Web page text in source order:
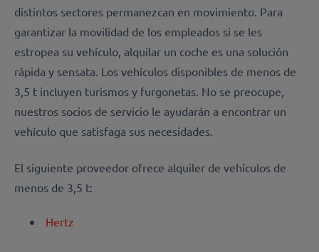
distintos sectores permanezcan en movimiento. Para
garantizar la movilidad de los empleados si se les
estropea su vehículo, alquilar un coche es una solución
rápida y sensata. Los vehículos disponibles de menos de
3,5 t incluyen turismos y furgonetas. No se preocupe,
nuestros socios de servicio le ayudarán a encontrar un
vehículo que satisfaga sus necesidades.
El siguiente proveedor ofrece alquiler de vehículos de
menos de 3,5 t:
Hertz